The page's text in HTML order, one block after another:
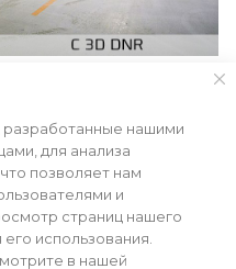
IP67
со степенью
устройство от
корпуса, даже при
дожде. Устройство
при температуре
нашими
для анализа
позволяет нам
и
страниц нашего
использования.
в нашей